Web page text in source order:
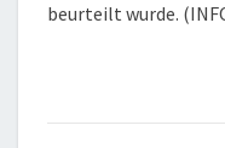
beurteilt wurde.